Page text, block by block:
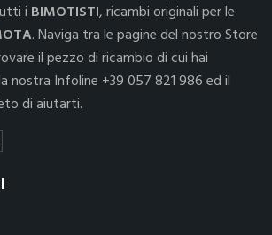
i BIMOTISTI, ricambi originali per le
. Naviga tra le pagine del nostro Store
il pezzo di ricambio di cui hai
nostra Infoline +39 057 821 986 ed il
di aiutarti.